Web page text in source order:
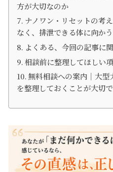
方が大切なのか
ナノワン・リセットの考
なく、排泄できる体に向か
よくある、今回の記事に
相談前に整理してほしい
無料相談への案内｜大
を整理しておくことが大切